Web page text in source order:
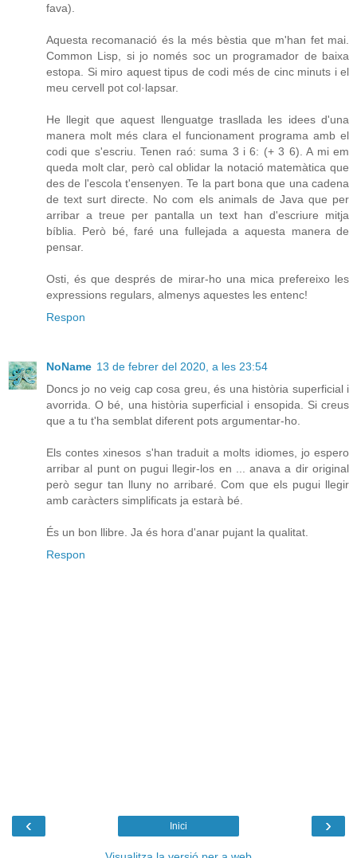
fava).
Aquesta recomanació és la més bèstia que m'han fet mai.
Common Lisp, si jo només soc un programador de baixa
estopa. Si miro aquest tipus de codi més de cinc minuts i el
meu cervell pot col·lapsar.
He llegit que aquest llenguatge trasllada les idees d'una
manera molt més clara el funcionament programa amb el
codi que s'escriu. Tenen raó: suma 3 i 6: (+ 3 6). A mi em
queda molt clar, però cal oblidar la notació matemàtica que
des de l'escola t'ensenyen. Te la part bona que una cadena
de text surt directe. No com els animals de Java que per
arribar a treue per pantalla un text han d'escriure mitja
bíblia. Però bé, faré una fullejada a aquesta manera de
pensar.
Osti, és que després de mirar-ho una mica prefereixo les
expressions regulars, almenys aquestes les entenc!
Respon
NoName 13 de febrer del 2020, a les 23:54
Doncs jo no veig cap cosa greu, és una història superficial i
avorrida. O bé, una història superficial i ensopida. Si creus
que a tu t'ha semblat diferent pots argumentar-ho.
Els contes xinesos s'han traduit a molts idiomes, jo espero
arribar al punt on pugui llegir-los en ... anava a dir original
però segur tan lluny no arribaré. Com que els pugui llegir
amb caràcters simplificats ja estarà bé.
És un bon llibre. Ja és hora d'anar pujant la qualitat.
Respon
‹ ›
Inici